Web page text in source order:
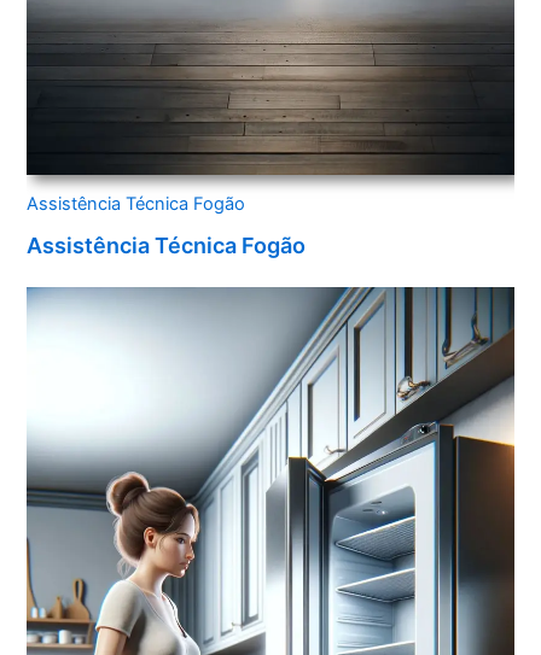
Assistência Técnica Fogão
Assistência Técnica Fogão